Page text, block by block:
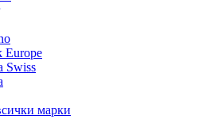
Europe
Swiss
марки